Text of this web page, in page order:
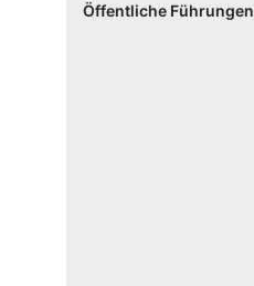
Öffentliche Führungen